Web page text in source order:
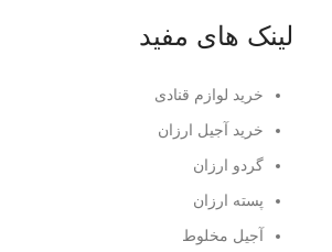
لینک های مفید
خرید لوازم قنادی
خرید آجیل ارزان
گردو ارزان
پسته ارزان
آجیل مخلوط